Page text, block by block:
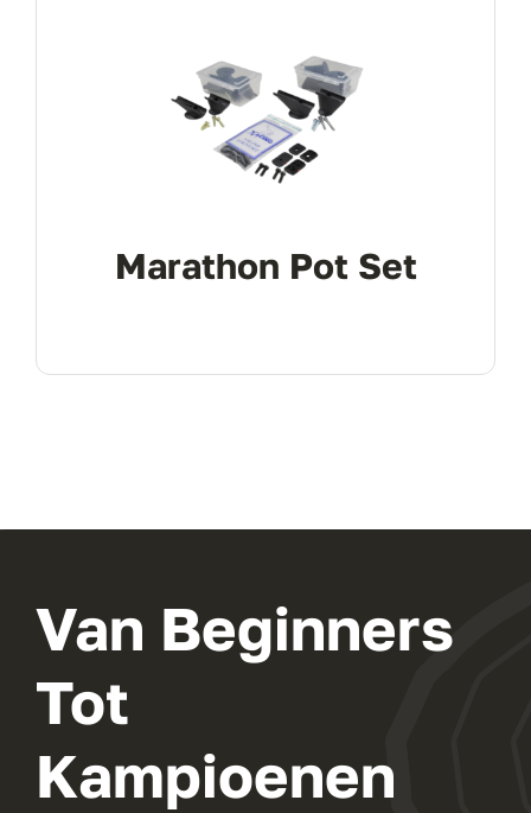
Marathon Pot Set
Van Beginners
Tot
Kampioenen